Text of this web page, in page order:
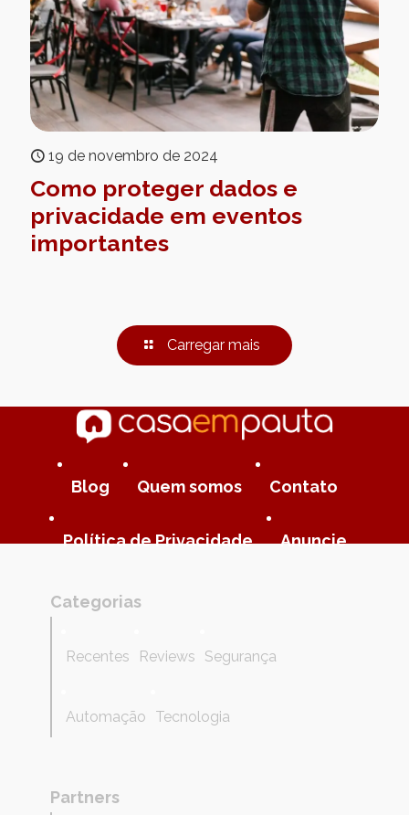
19 de novembro de 2024
Como proteger dados e
privacidade em eventos
importantes
Carregar mais
Blog Quem somos Contato
Política de Privacidade Anuncie
Categorias
Recentes Reviews Segurança
Automação Tecnologia
Partners